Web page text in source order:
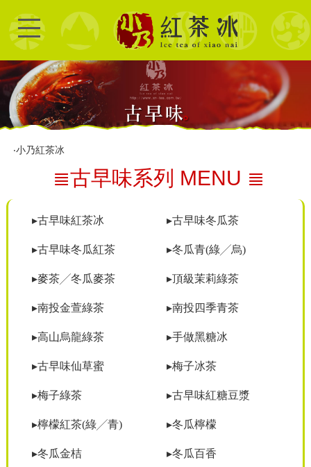
‧小乃紅茶冰
≣古早味系列 MENU ≣
▸古早味紅茶冰 ▸古早味冬瓜茶
▸古早味冬瓜紅茶 ▸冬瓜青(綠╱烏)
▸麥茶╱冬瓜麥茶 ▸頂級茉莉綠茶
▸南投金萱綠茶 ▸南投四季青茶
▸高山烏龍綠茶 ▸手做黑糖冰
▸古早味仙草蜜 ▸梅子冰茶
▸梅子綠茶 ▸古早味紅糖豆漿
▸檸檬紅茶(綠╱青) ▸冬瓜檸檬
▸冬瓜金桔 ▸冬瓜百香